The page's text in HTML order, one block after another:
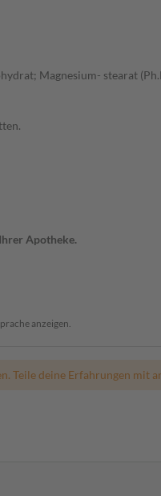
Magnesium- stearat
Apotheke.
anzeigen.
Teile deine Erfahrungen mit